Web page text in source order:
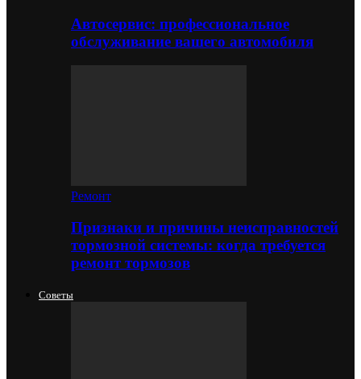
Автосервис: профессиональное
обслуживание вашего автомобиля
Ремонт
Признаки и причины неисправностей
тормозной системы: когда требуется
ремонт тормозов
Советы